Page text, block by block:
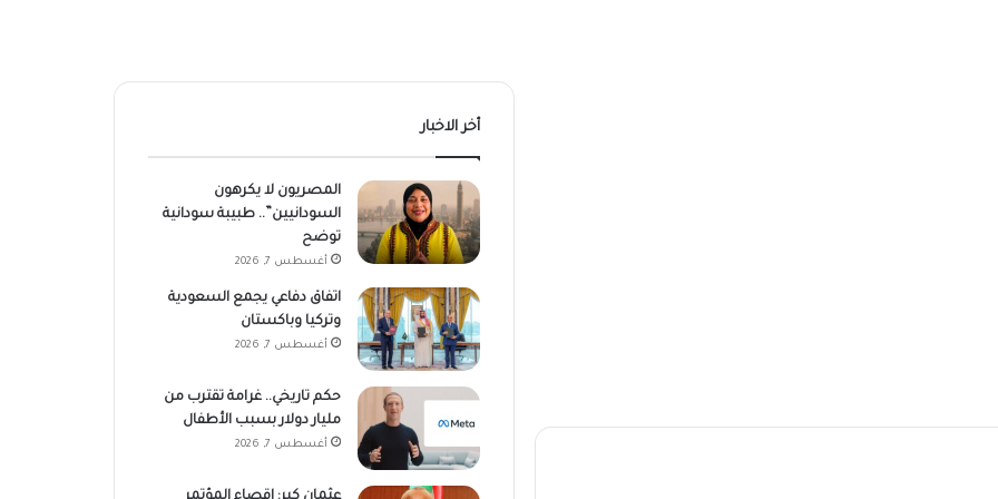
أخر الاخبار
المصريون لا يكرهون
السودانيين”.. طبيبة سودانية
توضح
أغسطس 7, 2026
اتفاق دفاعي يجمع السعودية
وتركيا وباكستان
أغسطس 7, 2026
حكم تاريخي.. غرامة تقترب من
مليار دولار بسبب الأطفال
أغسطس 7, 2026